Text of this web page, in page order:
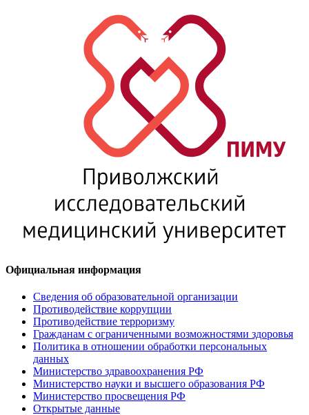
Официальная информация
Сведения об образовательной организации
Противодействие коррупции
Противодействие терроризму
Гражданам с ограниченными возможностями здоровья
Политика в отношении обработки персональных
данных
Министерство здравоохранения РФ
Министерство науки и высшего образования РФ
Министерство просвещения РФ
Открытые данные